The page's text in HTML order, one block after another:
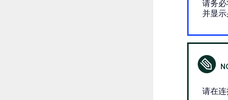
请务
并显示
请在连